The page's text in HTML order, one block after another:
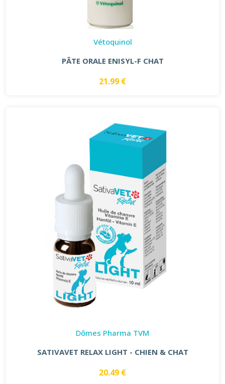
Vétoquinol
PÂTE ORALE ENISYL-F CHAT
21.99 €
Dômes Pharma TVM
SATIVAVET RELAX LIGHT - CHIEN & CHAT
20.49 €